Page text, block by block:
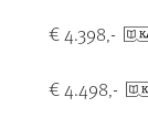
€ 4.398,-
€ 4.498,-